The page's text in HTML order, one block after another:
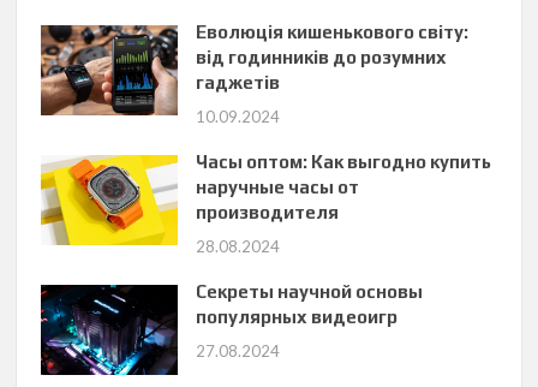
Еволюція кишенькового світу:
від годинників до розумних
гаджетів
10.09.2024
Часы оптом: Как выгодно купить
наручные часы от
производителя
28.08.2024
Секреты научной основы
популярных видеоигр
27.08.2024